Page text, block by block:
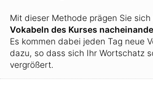
Mit dieser Methode prägen Sie sich
Vokabeln des Kurses
Es kommen dabei jeden Tag neue
dazu, so dass sich Ihr Wortschatz
vergrößert.